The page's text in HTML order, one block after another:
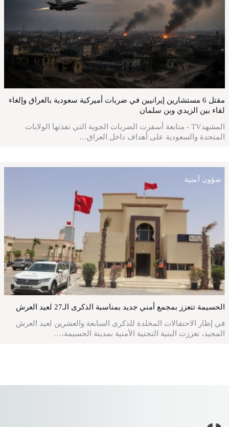
مقتل 6 مستشارين إيرانيين في ضربات أميركية سعودية بالعراق وإلغاء
لقاء بين الزيدي وبن سلمان
المشهدTV - متابعة أسفرت الضربات الجوية التي نفذتها الولايات
المتحدة والسعودية على أهداف داخل العراق…
شؤون أمنية
الحسيمة تتعزز بمجمع أمني جديد بمناسبة الذكرى الـ27 لعيد العرش
في إطار الاحتفالات المخلدة للذكرى السابعة والعشرين لعيد العرش
المجيد، تعززت البنية التحتية الأمنية بمدينة الحسيمة،…